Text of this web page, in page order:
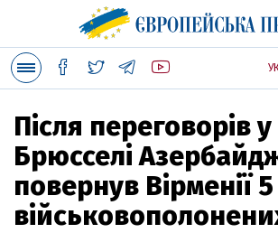
Після переговорів у
Брюсселі
повернув Вірменії 5